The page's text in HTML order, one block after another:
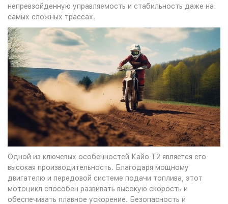
непревзойденную управляемость и стабильность даже на
самых сложных трассах.
Одной из ключевых особенностей Кайо Т2 является его
высокая производительность. Благодаря мощному
двигателю и передовой системе подачи топлива, этот
мотоцикл способен развивать высокую скорость и
обеспечивать плавное ускорение. Безопасность и